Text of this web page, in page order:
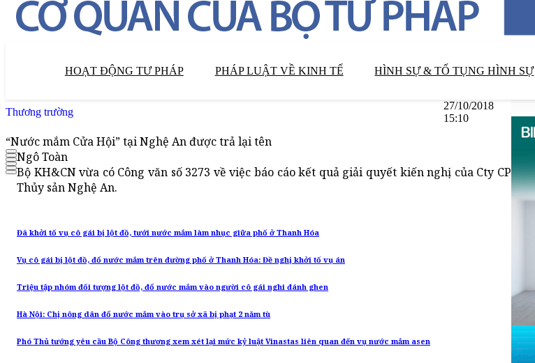
HOẠT ĐỘNG TƯ PHÁP PHÁP LUẬT VỀ KINH TẾ HÌNH SỰ & TỐ TỤNG HÌNH SỰ
Thương trường
27/10/2018
15:10
“Nước mắm Cửa Hội” tại Nghệ An được trả lại tên
Ngô Toàn
Bộ KH&CN vừa có Công văn số 3273 về việc báo cáo kết quả giải quyết kiến nghị của Cty CP
Thủy sản Nghệ An.
Đã khởi tố vụ cô gái bị lột đồ, tưới nước mắm làm nhục giữa phố ở Thanh Hóa
Vụ cô gái bị lột đồ, đổ nước mắm trên đường phố ở Thanh Hóa: Đề nghị khởi tố vụ án
Triệu tập nhóm đối tượng lột đồ, đổ nước mắm vào người cô gái nghi đánh ghen
Hà Nội: Chị nông dân đổ nước mắm vào trụ sở xã bị phạt 2 năm tù
Phó Thủ tướng yêu cầu Bộ Công thương xem xét lại mức kỷ luật Vinastas liên quan đến vụ nước mắm asen